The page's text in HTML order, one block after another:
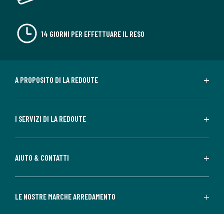
14 GIORNI PER EFFETTUARE IL RESO
A PROPOSITO DI LA REDOUTE
I SERVIZI DI LA REDOUTE
AIUTO & CONTATTI
LE NOSTRE MARCHE ARREDAMENTO